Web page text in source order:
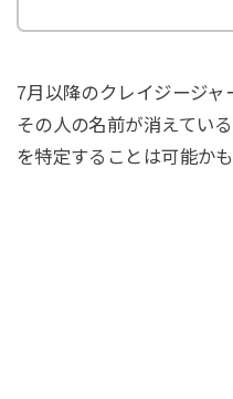
7月以降のクレイジージャ
その人の名前が消えてい
を特定することは可能か